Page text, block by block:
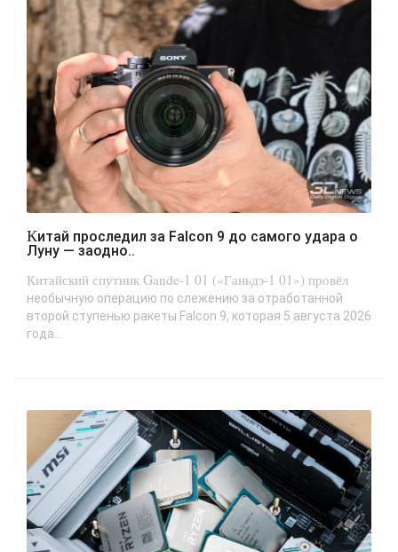
Китай проследил за Falcon 9 до самого удара о
Луну — заодно..
Китайский спутник Gande-1 01 («Ганьдэ-1 01») провёл
необычную операцию по слежению за отработанной
второй ступенью ракеты Falcon 9, которая 5 августа 2026
года...